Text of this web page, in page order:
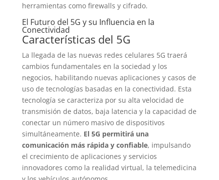
herramientas como firewalls y cifrado.
El Futuro del 5G y su Influencia en la
Conectividad
Características del 5G
La llegada de las nuevas redes celulares 5G traerá
cambios fundamentales en la sociedad y los
negocios, habilitando nuevas aplicaciones y casos de
uso de tecnologías basadas en la conectividad. Esta
tecnología se caracteriza por su alta velocidad de
transmisión de datos, baja latencia y la capacidad de
conectar un número masivo de dispositivos
simultáneamente. El 5G permitirá una
comunicación más rápida y confiable, impulsando
el crecimiento de aplicaciones y servicios
innovadores como la realidad virtual, la telemedicina